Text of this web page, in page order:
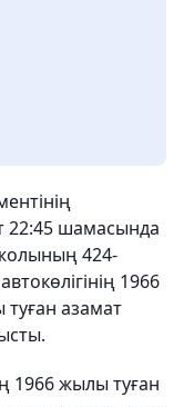
22:45 шамасында
424-
1966
туған азамат
1966 жылы туған